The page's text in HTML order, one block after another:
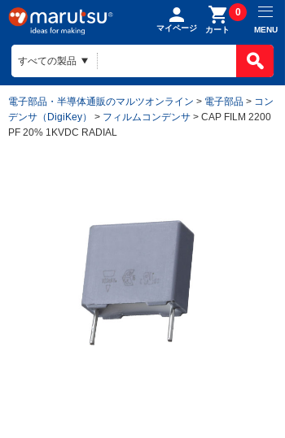
マイページ カート
0
MENU
電子部品・半導体通販のマルツオンライン > 電子部品 > コン
デンサ（DigiKey）
> フィルムコンデンサ > CAP FILM 2200
PF 20% 1KVDC RADIAL